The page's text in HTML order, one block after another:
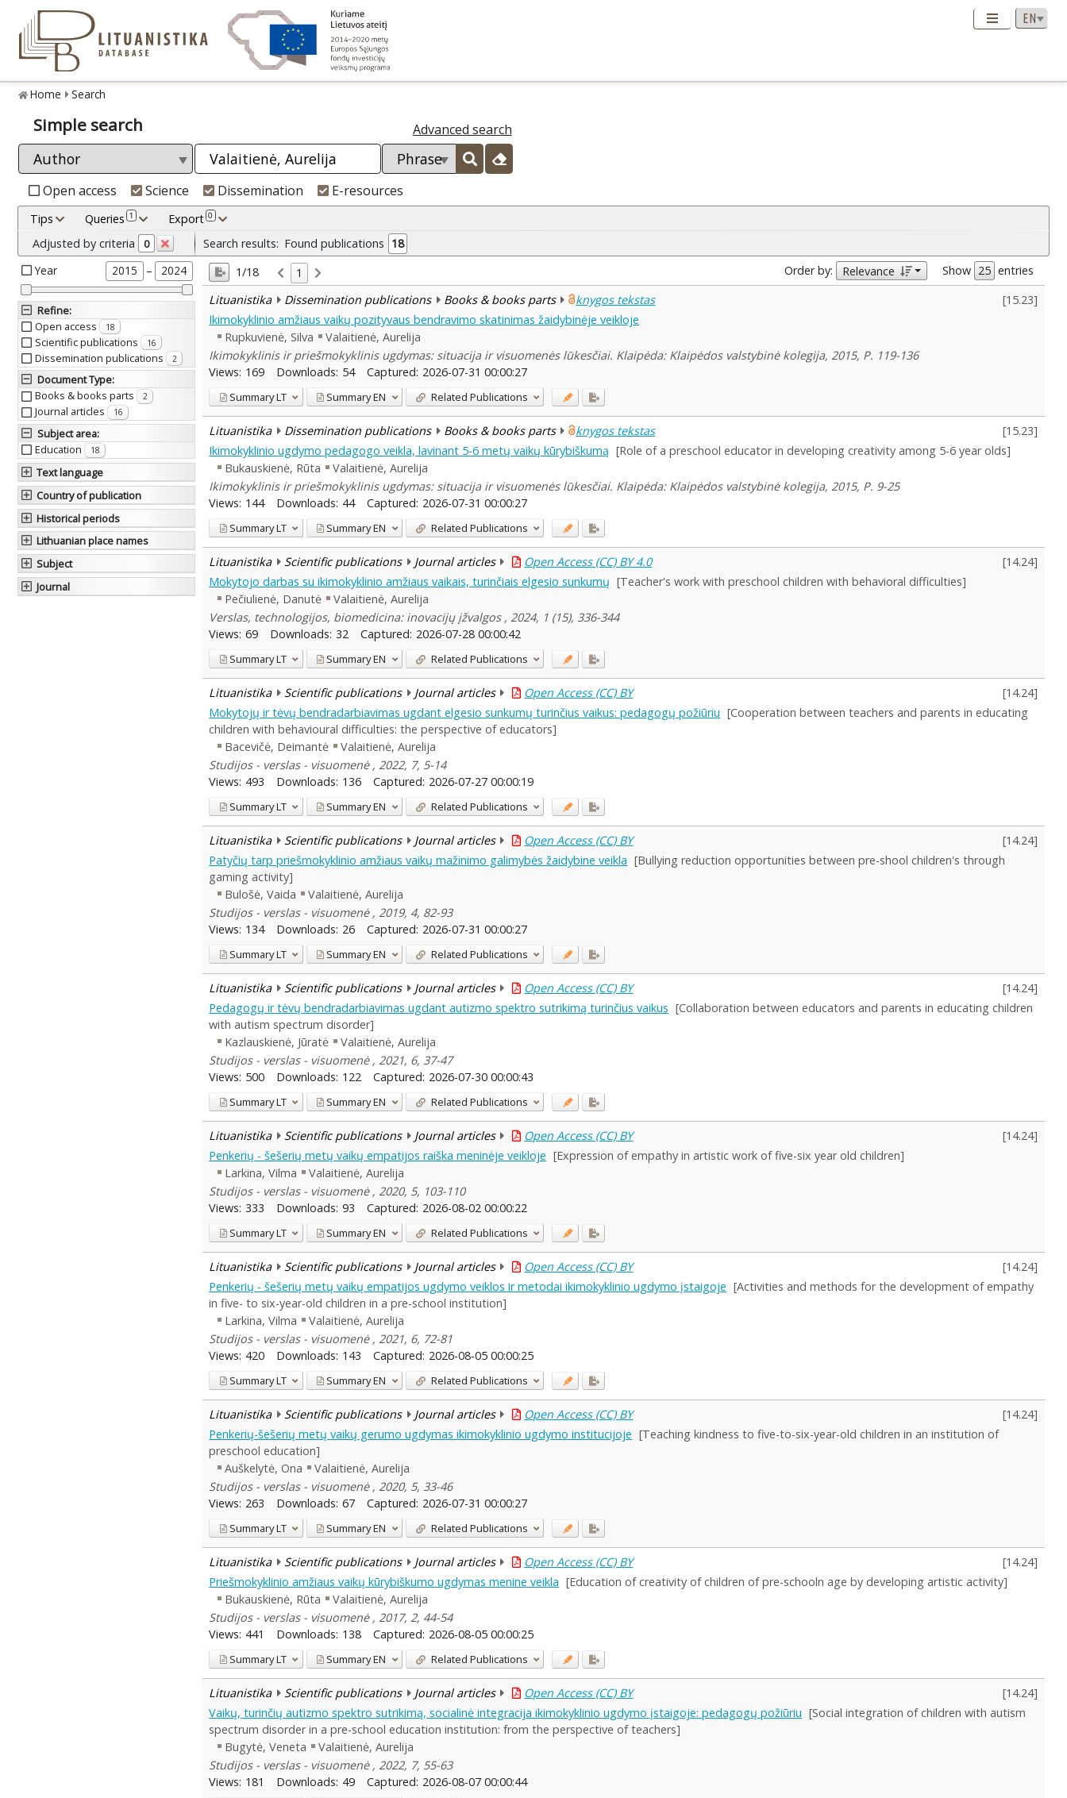
Home Search
Simple search Advanced search
Open access Science Dissemination E-resources
Tips Queries 1 Export 0
Adjusted by criteria 0
Year 2015 – 2024
Refine:
Open access
18
Scientific publications 16
Dissemination publications 2
Document Type:
Books & books parts
2
Journal articles 16
Subject area:
Education
18
Text language
Country of publication
Historical periods
Lithuanian place names
Subject
Journal
Search results: Found publications 18
1/18
1 Order by: Relevance Show
entries
Lituanistika
Dissemination publications Books & books parts knygos tekstas [15.23]
Ikimokyklinio amžiaus vaikų pozityvaus bendravimo skatinimas žaidybinėje veikloje
Rupkuvienė, Silva
Valaitienė, Aurelija
Ikimokyklinis ir priešmokyklinis ugdymas: situacija ir visuomenės lūkesčiai. Klaipėda: Klaipėdos valstybinė kolegija, 2015, P. 119-136
Views: 169 Downloads: 54 Captured: 2026-07-31 00:00:27
SummaryLT SummaryEN Related Publications
Lituanistika Dissemination publications Books & books parts knygos tekstas [15.23]
Ikimokyklinio ugdymo pedagogo veikla, lavinant 5-6 metų vaikų kūrybiškumą [Role of a preschool educator in developing creativity among 5-6 year olds]
Bukauskienė, Rūta
Valaitienė, Aurelija
Ikimokyklinis ir priešmokyklinis ugdymas: situacija ir visuomenės lūkesčiai. Klaipėda: Klaipėdos valstybinė kolegija, 2015, P. 9-25
Views: 144 Downloads: 44 Captured: 2026-07-31 00:00:27
SummaryLT SummaryEN Related Publications
Lituanistika Scientific publications Journal articles Open Access (CC) BY 4.0 [14.24]
Mokytojo darbas su ikimokyklinio amžiaus vaikais, turinčiais elgesio sunkumų [Teacher's work with preschool children with behavioral difficulties]
Pečiulienė, Danutė
Valaitienė, Aurelija
Verslas, technologijos, biomedicina: inovacijų įžvalgos , 2024, 1 (15), 336-344
Views: 69 Downloads: 32 Captured: 2026-07-28 00:00:42
SummaryLT SummaryEN Related Publications
Lituanistika Scientific publications Journal articles Open Access (CC) BY [14.24]
Mokytojų ir tėvų bendradarbiavimas ugdant elgesio sunkumų turinčius vaikus: pedagogų požiūriu [Cooperation between teachers and parents in educating
children with behavioural difficulties: the perspective of educators]
Bacevičė, Deimantė
Valaitienė, Aurelija
Studijos - verslas - visuomenė , 2022, 7, 5-14
Views: 493 Downloads: 136 Captured: 2026-07-27 00:00:19
SummaryLT SummaryEN Related Publications
Lituanistika Scientific publications Journal articles Open Access (CC) BY [14.24]
Patyčių tarp priešmokyklinio amžiaus vaikų mažinimo galimybės žaidybine veikla [Bullying reduction opportunities between pre-shool children's through
gaming activity]
Bulošė, Vaida
Valaitienė, Aurelija
Studijos - verslas - visuomenė , 2019, 4, 82-93
Views: 134 Downloads: 26 Captured: 2026-07-31 00:00:27
SummaryLT SummaryEN Related Publications
Lituanistika Scientific publications Journal articles Open Access (CC) BY [14.24]
Pedagogų ir tėvų bendradarbiavimas ugdant autizmo spektro sutrikimą turinčius vaikus [Collaboration between educators and parents in educating children
with autism spectrum disorder]
Kazlauskienė, Jūratė
Valaitienė, Aurelija
Studijos - verslas - visuomenė , 2021, 6, 37-47
Views: 500 Downloads: 122 Captured: 2026-07-30 00:00:43
SummaryLT SummaryEN Related Publications
Lituanistika Scientific publications Journal articles Open Access (CC) BY [14.24]
Penkerių - šešerių metų vaikų empatijos raiška meninėje veikloje [Expression of empathy in artistic work of five-six year old children]
Larkina, Vilma
Valaitienė, Aurelija
Studijos - verslas - visuomenė , 2020, 5, 103-110
Views: 333 Downloads: 93 Captured: 2026-08-02 00:00:22
SummaryLT SummaryEN Related Publications
Lituanistika Scientific publications Journal articles Open Access (CC) BY [14.24]
Penkerių - šešerių metų vaikų empatijos ugdymo veiklos ir metodai ikimokyklinio ugdymo įstaigoje [Activities and methods for the development of empathy
in five- to six-year-old children in a pre-school institution]
Larkina, Vilma
Valaitienė, Aurelija
Studijos - verslas - visuomenė , 2021, 6, 72-81
Views: 420 Downloads: 143 Captured: 2026-08-05 00:00:25
SummaryLT SummaryEN Related Publications
Lituanistika Scientific publications Journal articles Open Access (CC) BY [14.24]
Penkerių-šešerių metų vaikų gerumo ugdymas ikimokyklinio ugdymo institucijoje [Teaching kindness to five-to-six-year-old children in an institution of
preschool education]
Auškelytė, Ona
Valaitienė, Aurelija
Studijos - verslas - visuomenė , 2020, 5, 33-46
Views: 263 Downloads: 67 Captured: 2026-07-31 00:00:27
SummaryLT SummaryEN Related Publications
Lituanistika Scientific publications Journal articles Open Access (CC) BY [14.24]
Priešmokyklinio amžiaus vaikų kūrybiškumo ugdymas menine veikla [Education of creativity of children of pre-schooln age by developing artistic activity]
Bukauskienė, Rūta
Valaitienė, Aurelija
Studijos - verslas - visuomenė , 2017, 2, 44-54
Views: 441 Downloads: 138 Captured: 2026-08-05 00:00:25
SummaryLT SummaryEN Related Publications
Lituanistika Scientific publications Journal articles Open Access (CC) BY [14.24]
Vaikų, turinčių autizmo spektro sutrikimą, socialinė integracija ikimokyklinio ugdymo įstaigoje: pedagogų požiūriu [Social integration of children with autism
spectrum disorder in a pre-school education institution: from the perspective of teachers]
Bugytė, Veneta
Valaitienė, Aurelija
Studijos - verslas - visuomenė , 2022, 7, 55-63
Views: 181 Downloads: 49 Captured: 2026-08-07 00:00:44